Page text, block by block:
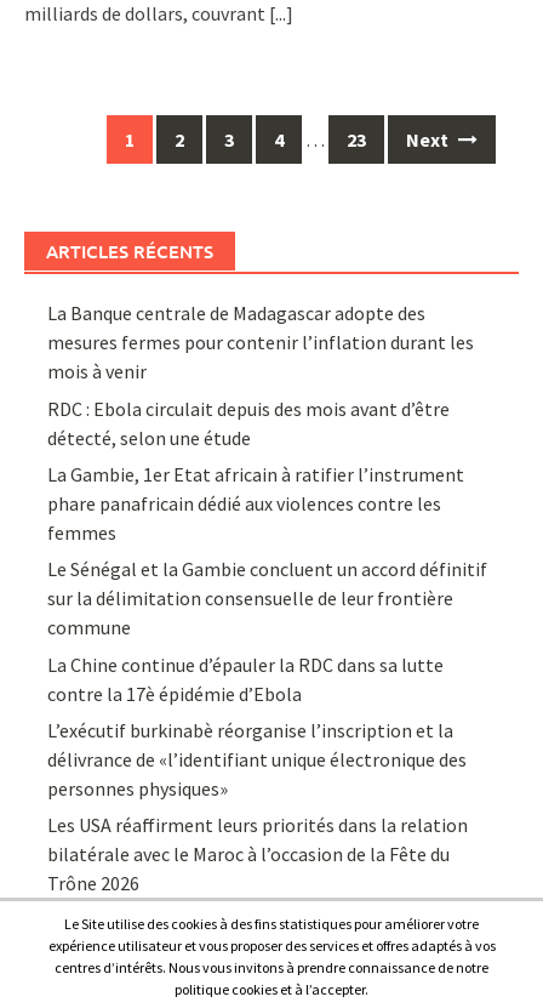
milliards de dollars, couvrant [...]
navigation
1 2 3 4 … 23 Next
ARTICLES RÉCENTS
La Banque centrale de Madagascar adopte des
mesures fermes pour contenir l’inflation durant les
mois à venir
RDC : Ebola circulait depuis des mois avant d’être
détecté, selon une étude
La Gambie, 1er Etat africain à ratifier l’instrument
phare panafricain dédié aux violences contre les
femmes
Le Sénégal et la Gambie concluent un accord définitif
sur la délimitation consensuelle de leur frontière
commune
La Chine continue d’épauler la RDC dans sa lutte
contre la 17è épidémie d’Ebola
L’exécutif burkinabè réorganise l’inscription et la
délivrance de «l’identifiant unique électronique des
personnes physiques»
Les USA réaffirment leurs priorités dans la relation
bilatérale avec le Maroc à l’occasion de la Fête du
Trône 2026
Le Site utilise des cookies à des fins statistiques pour améliorer votre
expérience utilisateur et vous proposer des services et offres adaptés à vos
centres d’intérêts. Nous vous invitons à prendre connaissance de notre
politique cookies et à l’accepter.